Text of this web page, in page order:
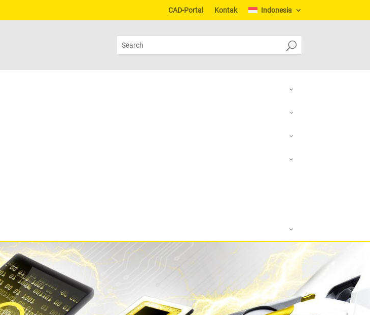
CAD-Portal Kontak Indonesia